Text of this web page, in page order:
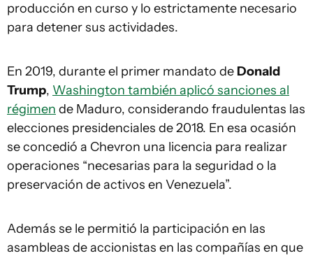
producción en curso y lo estrictamente necesario
para detener sus actividades.
En 2019, durante el primer mandato de Donald
Trump, Washington también aplicó sanciones al
régimen de Maduro, considerando fraudulentas las
elecciones presidenciales de 2018. En esa ocasión
se concedió a Chevron una licencia para realizar
operaciones “necesarias para la seguridad o la
preservación de activos en Venezuela”.
Además se le permitió la participación en las
asambleas de accionistas en las compañías en que